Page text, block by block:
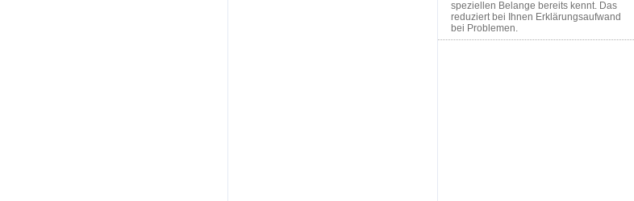
speziellen Belange bereits kennt. Das
reduziert bei Ihnen Erklärungsaufwand
bei Problemen.